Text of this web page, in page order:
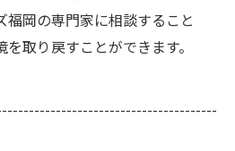
福岡の専門家に相談すること
取り戻すことができます。